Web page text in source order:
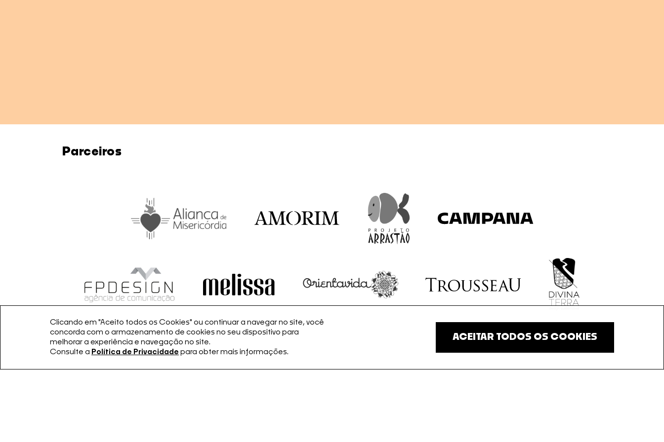
Parceiros
Clicando em "Aceito todos os Cookies" ou continuar a navegar no site, você
concorda com o armazenamento de cookies no seu dispositivo para
melhorar a experiência e navegação no site.
Consulte a Política de Privacidade para obter mais informações.
ACEITAR TODOS OS COOKIES